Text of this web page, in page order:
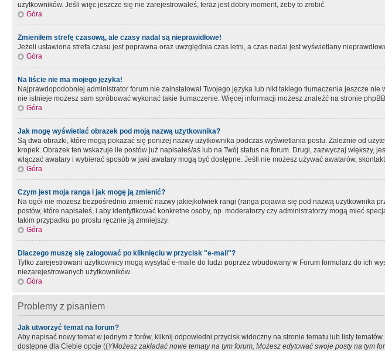
użytkowników. Jeśli więc jeszcze się nie zarejestrowałeś, teraz jest dobry moment, żeby to zrobić.
Góra
Zmieniłem strefę czasową, ale czasy nadal są nieprawidłowe!
Jeżeli ustawiona strefa czasu jest poprawna oraz uwzględnia czas letni, a czas nadal jest wyświetlany
Góra
Na liście nie ma mojego języka!
Najprawdopodobniej administrator forum nie zainstalował Twojego języka lub nikt takiego tłumaczenia jeszcze
nie istnieje możesz sam spróbować wykonać takie tłumaczenie. Więcej informacji możesz znaleźć na stronie
Góra
Jak mogę wyświetlać obrazek pod moją nazwą użytkownika?
Są dwa obrazki, które mogą pokazać się poniżej nazwy użytkownika podczas wyświetlania postu. Zależnie od
kropek. Obrazek ten wskazuje ile postów już napisałeś/aś lub na Twój status na forum. Drugi, zazwyczaj
włączać awatary i wybierać sposób w jaki awatary mogą być dostępne. Jeśli nie możesz używać awatarów,
Góra
Czym jest moja ranga i jak mogę ją zmienić?
Na ogół nie możesz bezpośrednio zmienić nazwy jakiejkolwiek rangi (ranga pojawia się pod nazwą użytkownika
postów, które napisałeś, i aby identyfikować konkretne osoby, np. moderatorzy czy administratorzy mogą mieć
takim przypadku po prostu ręcznie ją zmniejszy.
Góra
Dlaczego muszę się zalogować po kliknięciu w przycisk "e-mail"?
Tylko zarejestrowani użytkownicy mogą wysyłać e-maile do ludzi poprzez wbudowany w Forum formularz do ich
niezarejestrowanych użytkowników.
Góra
Problemy z pisaniem
Jak utworzyć temat na forum?
Aby napisać nowy temat w jednym z forów, kliknij odpowiedni przycisk widoczny na stronie tematu lub listy
dostępne dla Ciebie opcje ((YMożesz zakładać nowe tematy na tym forum, Możesz edytować swoje posty na tym